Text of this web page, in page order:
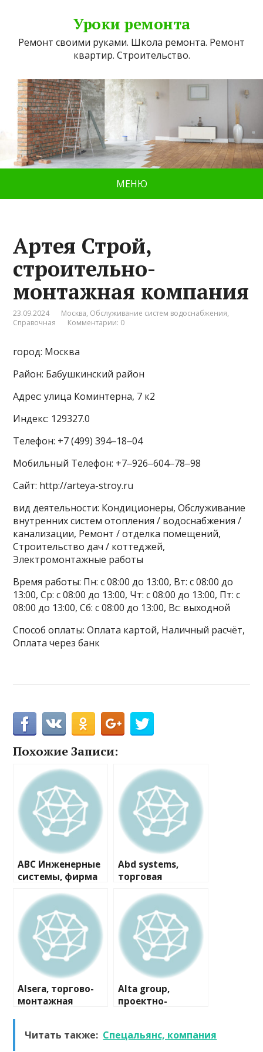
Уроки ремонта
Ремонт своими руками. Школа ремонта. Ремонт
квартир. Строительство.
МЕНЮ
Артея Строй,
строительно-
монтажная компания
23.09.2024 Москва, Обслуживание систем водоснабжения,
Справочная
Комментарии: 0
город: Москва
Район: Бабушкинский район
Адрес: улица Коминтерна, 7 к2
Индекс: 129327.0
Телефон: +7 (499) 394‒18‒04
Мобильный Телефон: +7‒926‒604‒78‒98
Сайт: http://arteya-stroy.ru
вид деятельности: Кондиционеры, Обслуживание
внутренних систем отопления / водоснабжения /
канализации, Ремонт / отделка помещений,
Строительство дач / коттеджей,
Электромонтажные работы
Время работы: Пн: с 08:00 до 13:00, Вт: с 08:00 до
13:00, Ср: с 08:00 до 13:00, Чт: с 08:00 до 13:00, Пт: с
08:00 до 13:00, Сб: с 08:00 до 13:00, Вс: выходной
Способ оплаты: Оплата картой, Наличный расчёт,
Оплата через банк
Похожие Записи:
ABC Инженерные
системы, фирма
Abd systems,
торговая
Alsera, торгово-
монтажная
Alta group,
проектно-
Читать также: Спецальянс, компания